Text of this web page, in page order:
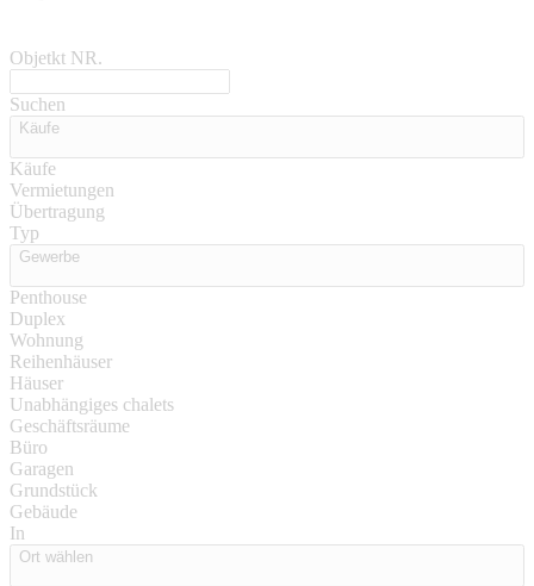
Objetkt NR.
Suchen
Käufe
Käufe
Vermietungen
Übertragung
Typ
Gewerbe
Penthouse
Duplex
Wohnung
Reihenhäuser
Häuser
Unabhängiges chalets
Geschäftsräume
Büro
Garagen
Grundstück
Gebäude
In
Ort wählen